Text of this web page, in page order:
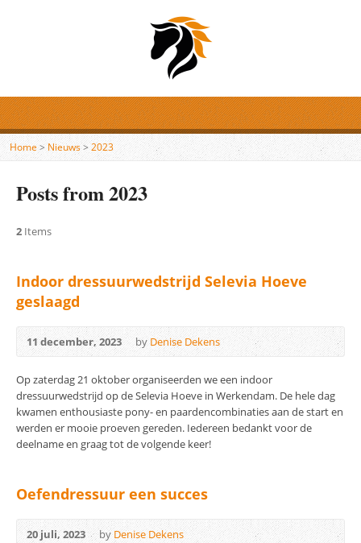
Home > Nieuws> 2023
Posts from 2023
2 Items
Indoor dressuurwedstrijd Selevia Hoeve
geslaagd
11 december, 2023 by Denise Dekens
Op zaterdag 21 oktober organiseerden we een indoor
dressuurwedstrijd op de Selevia Hoeve in Werkendam. De hele dag
kwamen enthousiaste pony- en paardencombinaties aan de start en
werden er mooie proeven gereden. Iedereen bedankt voor de
deelname en graag tot de volgende keer!
Oefendressuur een succes
20 juli, 2023 by Denise Dekens